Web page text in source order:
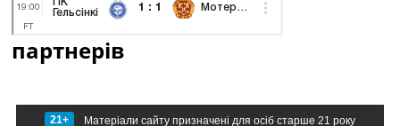
партнерів
21+ Матеріали сайту призначені для осіб старше 21 року